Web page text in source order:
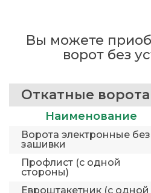
Вы можете
ворот без
Откатные ворота
Наименование
Ворота электронные без
зашивки
Профлист (с одной
стороны)
Евроштакетник (с одной